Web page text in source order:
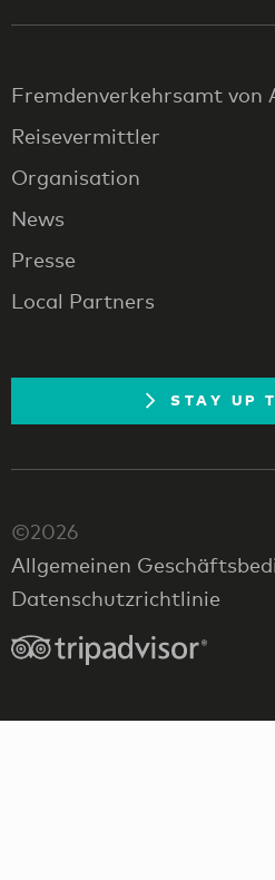
Fremdenverkehrsamt von
Reisevermittler
Organisation
News
Presse
Local Partners
STAY UP
©2026
Allgemeinen
Datenschutzrichtlinie